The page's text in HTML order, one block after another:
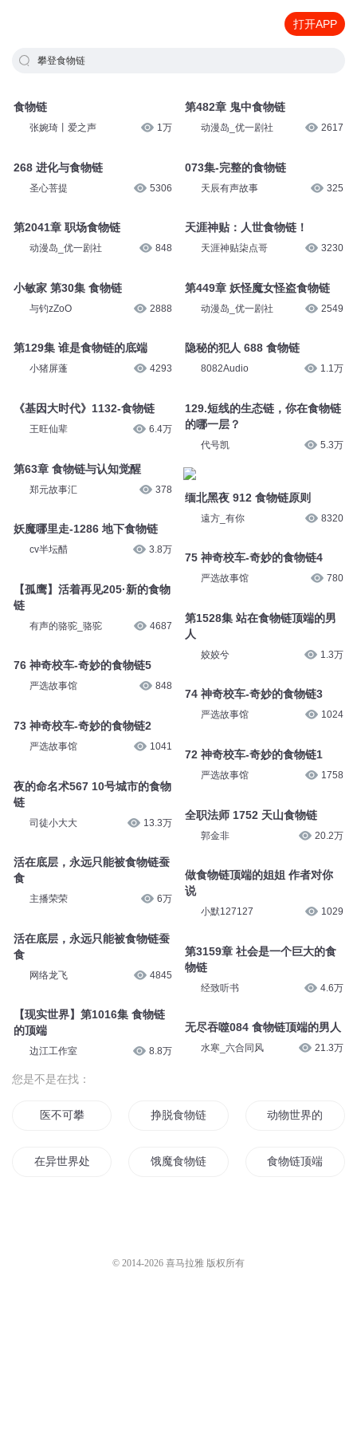
打开APP
攀登食物链
食物链
张婉琦丨爱之声 1万
268 进化与食物链
圣心菩提 5306
第2041章 职场食物链
动漫岛_优一剧社 848
小敏家 第30集 食物链
与钓zZoO 2888
第129集 谁是食物链的底端
小猪屏蓬 4293
《基因大时代》1132-食物链
王旺仙辈 6.4万
第63章 食物链与认知觉醒
郑元故事汇 378
妖魔哪里走-1286 地下食物链
cv半坛醋 3.8万
【孤鹰】活着再见205·新的食物
链
有声的骆驼_骆驼 4687
76 神奇校车-奇妙的食物链5
严选故事馆 848
73 神奇校车-奇妙的食物链2
严选故事馆 1041
夜的命名术567 10号城市的食物
链
司徒小大大 13.3万
活在底层，永远只能被食物链蚕
食
主播荣荣 6万
活在底层，永远只能被食物链蚕
食
网络龙飞 4845
【现实世界】第1016集 食物链
的顶端
边江工作室 8.8万
第482章 鬼中食物链
动漫岛_优一剧社 2617
073集-完整的食物链
天辰有声故事 325
天涯神贴：人世食物链！
天涯神贴柒点哥 3230
第449章 妖怪魔女怪盗食物链
动漫岛_优一剧社 2549
隐秘的犯人 688 食物链
8082Audio 1.1万
129.短线的生态链，你在食物链
的哪一层？
代号凯 5.3万
缅北黑夜 912 食物链原则
遠方_有你 8320
75 神奇校车-奇妙的食物链4
严选故事馆 780
第1528集 站在食物链顶端的男
人
姣姣兮 1.3万
74 神奇校车-奇妙的食物链3
严选故事馆 1024
72 神奇校车-奇妙的食物链1
严选故事馆 1758
全职法师 1752 天山食物链
郭金非 20.2万
做食物链顶端的姐姐 作者对你
说
小默127127 1029
第3159章 社会是一个巨大的食
物链
经致听书 4.6万
无尽吞噬084 食物链顶端的男人
水寒_六合同风 21.3万
您是不是在找：
医不可攀 挣脱食物链 动物世界的食物
在异世界处于食物链最顶端饿魔食物链 食物链顶端的忍者
© 2014-2026 喜马拉雅 版权所有